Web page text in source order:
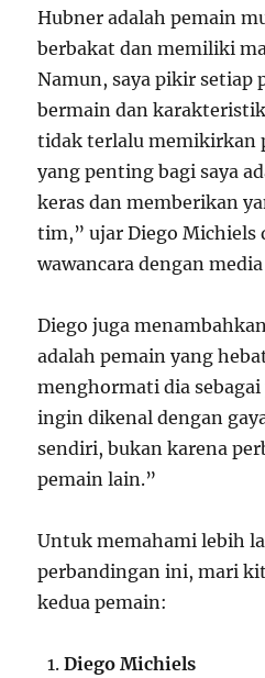
Hubner adalah pemain
berbakat dan memiliki
Namun, saya pikir setiap
bermain dan
tidak terlalu memikirkan
yang penting bagi saya
keras dan memberikan
tim,” ujar Diego Michiels
wawancara dengan
Diego juga
adalah pemain yang
menghormati dia sebagai
ingin dikenal dengan
sendiri, bukan karena
pemain lain.”
Untuk memahami lebih
perbandingan ini, mari
kedua pemain:
Diego Michiels